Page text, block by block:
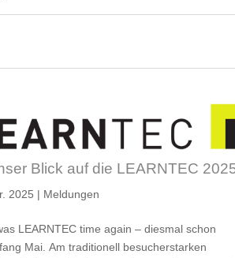
Blick auf die LEARNTEC
2025 | Meldungen
LEARNTEC time again – diesmal schon
Mai. Am traditionell besucherstarken